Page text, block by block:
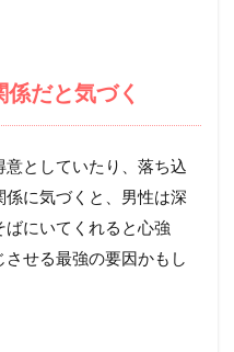
だと気づく
としていたり、落ち込
に気づくと、男性は深
にいてくれると心強
せる最強の要因かもし